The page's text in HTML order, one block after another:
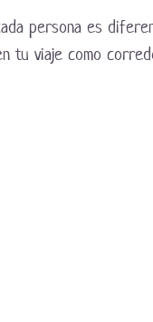
persona es
tu viaje como